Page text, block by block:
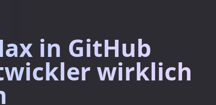
in GitHub
wirklich